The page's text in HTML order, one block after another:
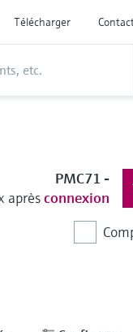
Télécharger
PMC71 -
aprèsconnexion